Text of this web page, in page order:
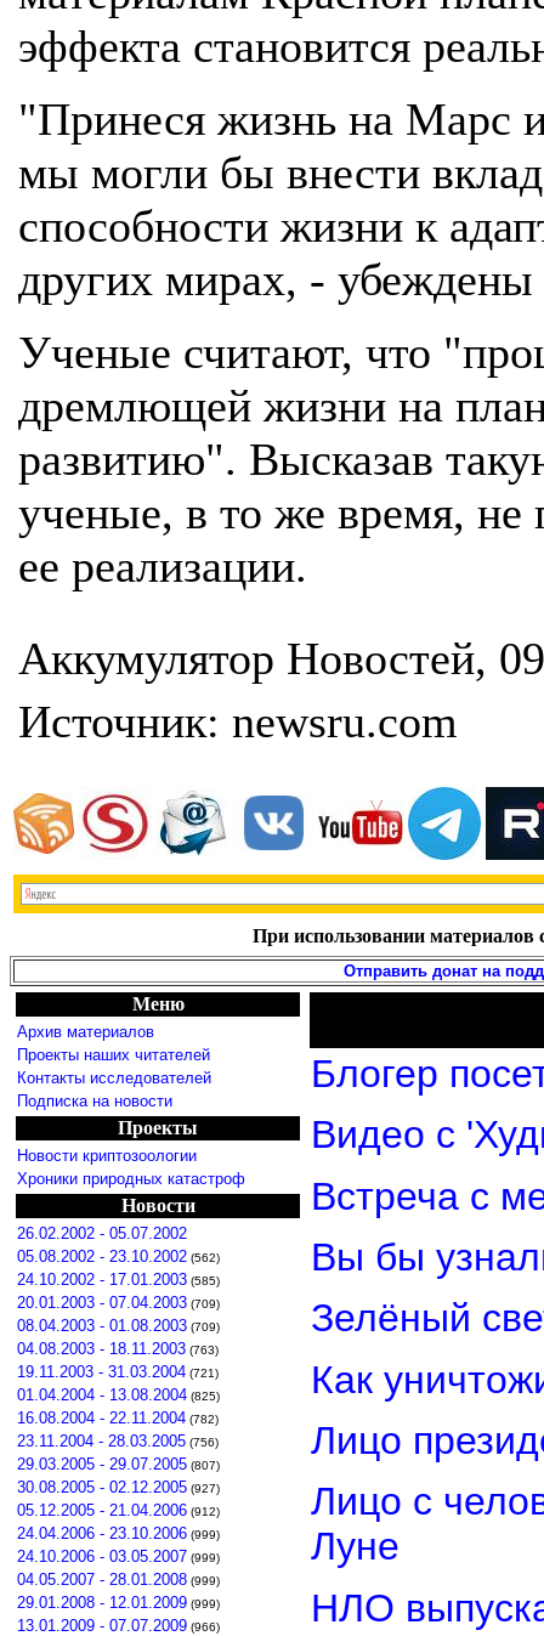
эффекта становится
"Принеся жизнь на Марс и
мы могли бы внести
способности жизни к
других мирах, - убеждены
Ученые считают, что
дремлющей жизни на
развитию". Высказав
ученые, в то же время, не
ее реализации.
Аккумулятор Новостей,
Источник: newsru.com
При использовании материалов
Отправить донат на
Меню
Архив материалов
Проекты наших читателей
Контакты исследователей
Подписка на новости
Проекты
Новости криптозоологии
Хроники природных катастроф
Новости
26.02.2002 - 05.07.2002
05.08.2002 - 23.10.2002 (562)
24.10.2002 - 17.01.2003 (585)
20.01.2003 - 07.04.2003 (709)
08.04.2003 - 01.08.2003 (709)
04.08.2003 - 18.11.2003 (763)
19.11.2003 - 31.03.2004 (721)
01.04.2004 - 13.08.2004 (825)
16.08.2004 - 22.11.2004 (782)
23.11.2004 - 28.03.2005 (756)
29.03.2005 - 29.07.2005 (807)
30.08.2005 - 02.12.2005 (927)
05.12.2005 - 21.04.2006 (912)
24.04.2006 - 23.10.2006 (999)
24.10.2006 - 03.05.2007 (999)
04.05.2007 - 28.01.2008 (999)
29.01.2008 - 12.01.2009 (999)
13.01.2009 - 07.07.2009 (966)
Блогер
Видео с
Встреча с
Вы бы
Зелёный
Как
Лицо
Лицо с
Луне
НЛО